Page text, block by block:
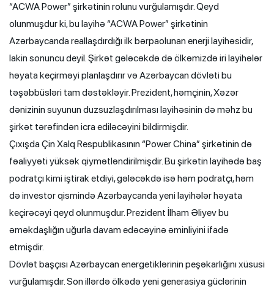
“ACWA Power” şirkətinin rolunu vurğulamışdır. Qeyd
olunmuşdur ki, bu layihə “ACWA Power” şirkətinin
Azərbaycanda reallaşdırdığı ilk bərpaolunan enerji layihəsidir,
lakin sonuncu deyil. Şirkət gələcəkdə də ölkəmizdə iri layihələr
həyata keçirməyi planlaşdırır və Azərbaycan dövləti bu
təşəbbüsləri tam dəstəkləyir. Prezident, həmçinin, Xəzər
dənizinin suyunun duzsuzlaşdırılması layihəsinin də məhz bu
şirkət tərəfindən icra ediləcəyini bildirmişdir.
Çıxışda Çin Xalq Respublikasının “Power China” şirkətinin də
fəaliyyəti yüksək qiymətləndirilmişdir. Bu şirkətin layihədə baş
podratçı kimi iştirak etdiyi, gələcəkdə isə həm podratçı, həm
də investor qismində Azərbaycanda yeni layihələr həyata
keçirəcəyi qeyd olunmuşdur. Prezident İlham Əliyev bu
əməkdaşlığın uğurla davam edəcəyinə əminliyini ifadə
etmişdir.
Dövlət başçısı Azərbaycan energetiklərinin peşəkarlığını xüsusi
vurğulamışdır. Son illərdə ölkədə yeni generasiya güclərinin